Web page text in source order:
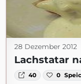
28 Dezember 2012
Lachstatar
40 0